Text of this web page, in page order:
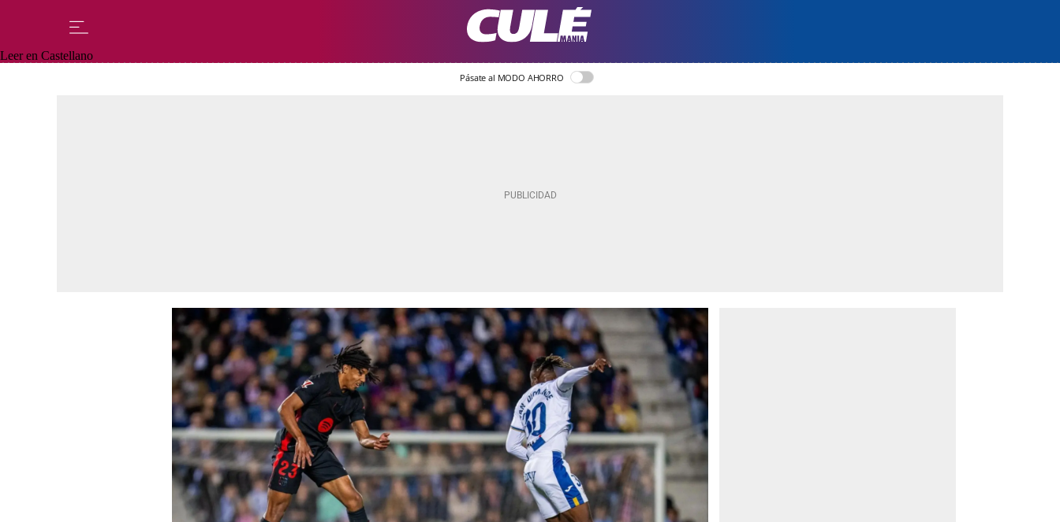
Leer en Castellano
Pásate al MODO AHORRO